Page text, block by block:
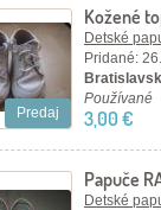
Predaj
Kožené
Detské
Pridané:
Používané
3,00 €
Papuče
Detské